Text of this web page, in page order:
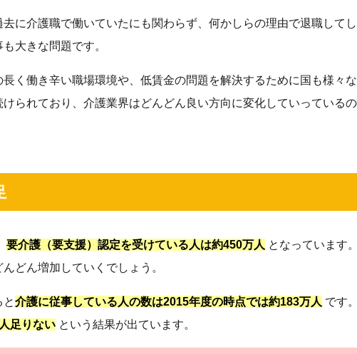
に介護職で働いていたにも関わらず、何かしらの理由で退職して
大きな問題です。
く働き辛い職場環境や、低賃金の問題を解決するために国も様々
られており、介護業界はどんどん良い方向に変化していっている
要介護（要支援）認定を受けている人は約450万人 となっています
どん増加していくでしょう。
介護に従事している人の数は2015年度の時点では約183万人 です
足りない という結果が出ています。